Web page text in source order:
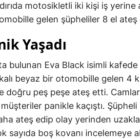
motosikletli iki kişi iş yerine
gelen şüpheliler 8 el ateş
Yaşadı
bulunan Eva Black isimli kafede
beyaz bir otomobille gelen 4
peş peşe ateş etti.
panikle kaçıştı. Şüpheli
ateş edip olay yerinden
boş kovanı incelemeye